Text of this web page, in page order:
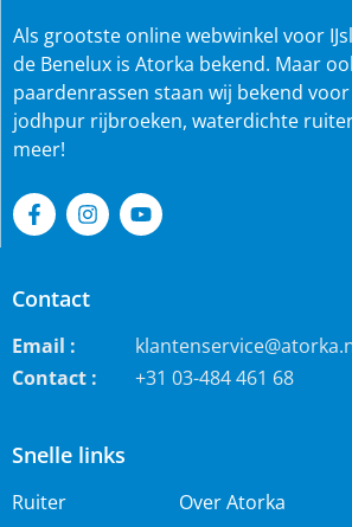
Snelle links
Ruiter
Over Atorka
Als grootste online webwinkel voor
de Benelux is Atorka bekend. Maar
paardenrassen staan wij bekend
jodhpur rijbroeken, waterdichte
meer!
Contact
Email :
Contact :
+31 03-484 461 68